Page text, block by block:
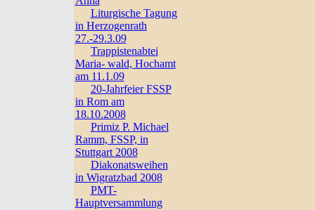
Liturgische Tagung
in Herzogenrath
27.-29.3.09
Trappistenabtei
Maria- wald, Hochamt
am 11.1.09
20-Jahrfeier FSSP
in Rom am
18.10.2008
Primiz P. Michael
Ramm, FSSP, in
Stuttgart 2008
Diakonatsweihen
in Wigratzbad 2008
PMT-
Hauptversammlung